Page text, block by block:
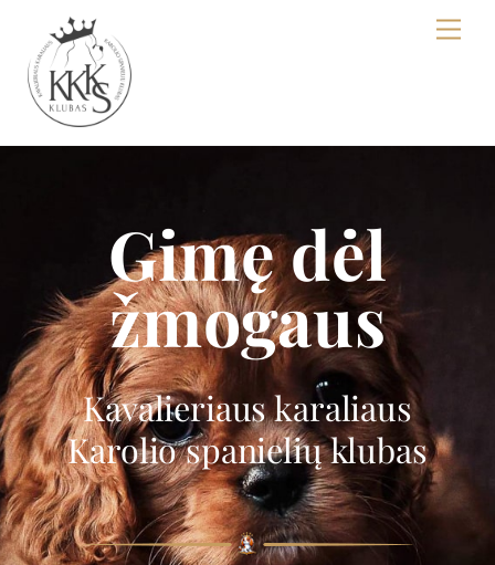
content
Gimę dėl
žmogaus
Kavalieriaus karaliaus
Karolio spanielių klubas